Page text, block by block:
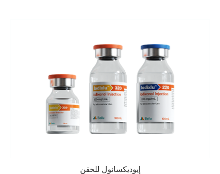
إيوديكسانول للحقن